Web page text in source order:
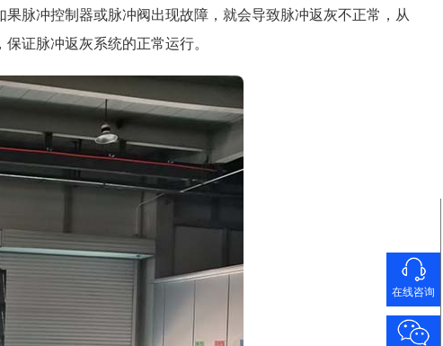
脉冲控制器或脉冲阀出现故障，就会导致脉冲返灰不正常，从
证脉冲返灰系统的正常运行。
在线咨询